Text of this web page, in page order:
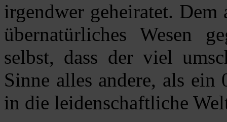
irgendwer geheiratet. Dem
übernatürliches Wesen
selbst, dass der viel
Sinne alles andere, als
in die leidenschaftliche